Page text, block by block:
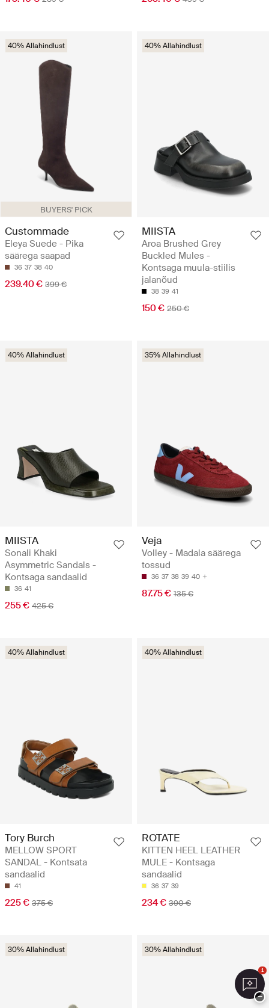
BUYERS' PICK
40% Allahindlust
Custommade
Eleya Suede - Pika
säärega saapad
36 37 38 40
239.40 € 399 €
40% Allahindlust
MIISTA
Aroa Brushed Grey
Buckled Mules -
Kontsaga muula-stiilis
jalanõud
38 39 41
150 € 250 €
40% Allahindlust
MIISTA
Sonali Khaki
Asymmetric Sandals -
Kontsaga sandaalid
36 41
255 € 425 €
35% Allahindlust
Veja
Volley - Madala säärega
tossud
36 37 38 39 40
87.75 € 135 €
40% Allahindlust
Tory Burch
MELLOW SPORT
SANDAL - Kontsata
sandaalid
41
225 € 375 €
40% Allahindlust
ROTATE
KITTEN HEEL LEATHER
MULE - Kontsaga
sandaalid
36 37 39
234 € 390 €
30% Allahindlust 30% Allahindlust
1
−